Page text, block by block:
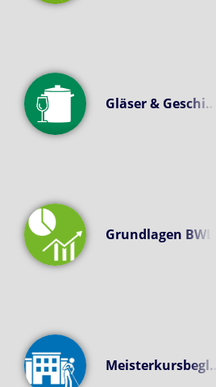
Gläser & Geschi…
Grundlagen BWL
Meisterkursbegl…